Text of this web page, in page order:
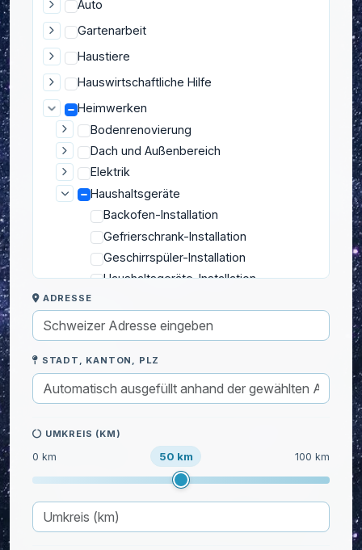
Auto
Gartenarbeit
Haustiere
Hauswirtschaftliche Hilfe
Heimwerken
Bodenrenovierung
Dach und Außenbereich
Elektrik
Haushaltsgeräte
Backofen-Installation
Gefrierschrank-Installation
Geschirrspüler-Installation
Haushaltsgeräte-Installation
Kühlschrank-Installation
Wäschetrockner-Installation
Waschmaschinen-Installation
Isolierung
Möbel
Montage und Befestigung
Schlüsseldienst
Sicherheit
Wandrenovierung
ADRESSE
STADT, KANTON, PLZ
UMKREIS (KM)
0 km 50 km 100 km